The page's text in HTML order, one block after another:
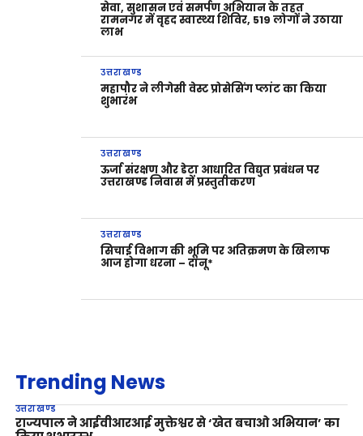
सेवा, सुशासन एवं समर्पण अभियान के तहत
रामनगर में वृहद स्वास्थ्य शिविर, 519 लोगों ने उठाया
लाभ
उत्तराखण्ड
महापौर ने लीगेसी वेस्ट प्रोसेसिंग प्लांट का किया
शुभारंभ
उत्तराखण्ड
ऊर्जा संरक्षण और डेटा आधारित विद्युत प्रबंधन पर
उत्तराखण्ड निवास में प्रस्तुतीकरण
उत्तराखण्ड
सिचाई विभाग की भूमि पर अतिक्रमण के खिलाफ
आज होगा धरना – दानू*
Trending News
उत्तराखण्ड
राज्यपाल ने आईवीआरआई मुक्तेश्वर से ‘खेत बचाओ अभियान’ का